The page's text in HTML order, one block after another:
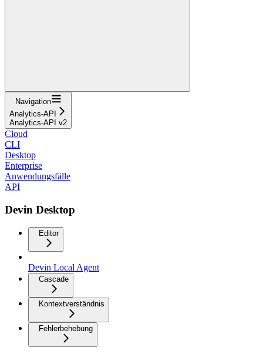
Navigation
Analytics-API
Analytics-API v2
Cloud
CLI
Desktop
Enterprise
Anwendungsfälle
API
Devin Desktop
Editor
Devin Local Agent
Cascade
Kontextverständnis
Fehlerbehebung